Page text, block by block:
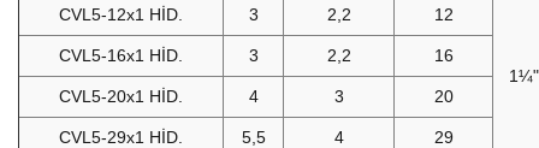
CVL5-12x1 HİD. 3 2,2 12
1¼"
CVL5-16x1 HİD. 3 2,2 16
CVL5-20x1 HİD. 4 3 20
CVL5-29x1 HİD. 5,5 4 29